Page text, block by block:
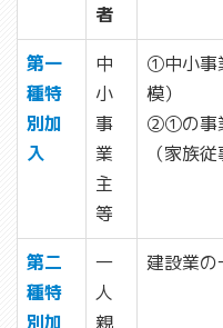
者
第一
種特
別加
入
中
小
事
業
主
等
➀中小事
模）
➁➀の事
（家族
第二
種特
別加
一
人
親
建設業